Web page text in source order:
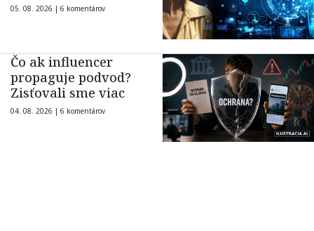
05. 08. 2026 | 6 komentárov
Čo ak influencer
propaguje podvod?
Zisťovali sme viac
04. 08. 2026 | 6 komentárov